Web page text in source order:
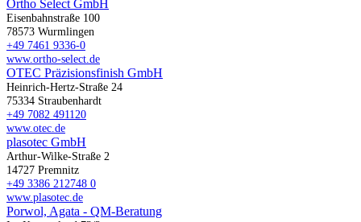
Ortho Select GmbH
Eisenbahnstraße 100
78573 Wurmlingen
+49 7461 9336-0
www.ortho-select.de
OTEC Präzisionsfinish GmbH
Heinrich-Hertz-Straße 24
75334 Straubenhardt
+49 7082 491120
www.otec.de
plasotec GmbH
Arthur-Wilke-Straße 2
14727 Premnitz
+49 3386 212748 0
www.plasotec.de
Porwol, Agata - QM-Beratung